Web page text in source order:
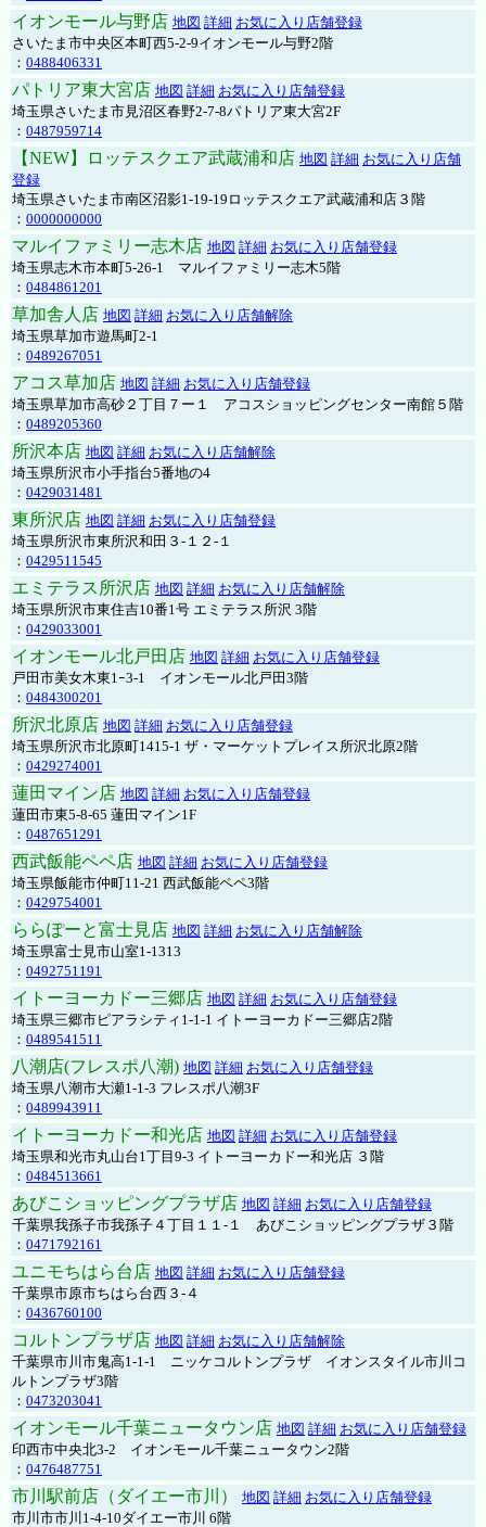
イオンモール与野店 地図 詳細 お気に入り店舗登録
さいたま市中央区本町西5-2-9イオンモール与野2階
： 0488406331
パトリア東大宮店 地図 詳細 お気に入り店舗登録
埼玉県さいたま市見沼区春野2-7-8パトリア東大宮2F
： 0487959714
【NEW】ロッテスクエア武蔵浦和店 地図 詳細 お気に入り店舗
登録
埼玉県さいたま市南区沼影1-19-19ロッテスクエア武蔵浦和店３階
： 0000000000
マルイファミリー志木店 地図 詳細 お気に入り店舗登録
埼玉県志木市本町5-26-1 マルイファミリー志木5階
： 0484861201
草加舎人店 地図 詳細 お気に入り店舗解除
埼玉県草加市遊馬町2-1
： 0489267051
アコス草加店 地図 詳細 お気に入り店舗登録
埼玉県草加市高砂２丁目７ー１ アコスショッピングセンター南館５階
： 0489205360
所沢本店 地図 詳細 お気に入り店舗解除
埼玉県所沢市小手指台5番地の4
： 0429031481
東所沢店 地図 詳細 お気に入り店舗登録
埼玉県所沢市東所沢和田３-１２-１
： 0429511545
エミテラス所沢店 地図 詳細 お気に入り店舗解除
埼玉県所沢市東住吉10番1号 エミテラス所沢 3階
： 0429033001
イオンモール北戸田店 地図 詳細 お気に入り店舗登録
戸田市美女木東1ｰ3‐1 イオンモール北戸田3階
： 0484300201
所沢北原店 地図 詳細 お気に入り店舗登録
埼玉県所沢市北原町1415-1 ザ・マーケットプレイス所沢北原2階
： 0429274001
蓮田マイン店 地図 詳細 お気に入り店舗登録
蓮田市東5-8-65 蓮田マイン1F
： 0487651291
西武飯能ペペ店 地図 詳細 お気に入り店舗登録
埼玉県飯能市仲町11-21 西武飯能ペペ3階
： 0429754001
ららぽーと富士見店 地図 詳細 お気に入り店舗解除
埼玉県富士見市山室1-1313
： 0492751191
イトーヨーカドー三郷店 地図 詳細 お気に入り店舗登録
埼玉県三郷市ピアラシティ1-1-1 イトーヨーカドー三郷店2階
： 0489541511
八潮店(フレスポ八潮) 地図 詳細 お気に入り店舗登録
埼玉県八潮市大瀬1-1-3 フレスポ八潮3F
： 0489943911
イトーヨーカドー和光店 地図 詳細 お気に入り店舗登録
埼玉県和光市丸山台1丁目9-3 イトーヨーカドー和光店 ３階
： 0484513661
あびこショッピングプラザ店 地図 詳細 お気に入り店舗登録
千葉県我孫子市我孫子４丁目１１-１ あびこショッピングプラザ３階
： 0471792161
ユニモちはら台店 地図 詳細 お気に入り店舗登録
千葉県市原市ちはら台西３-４
： 0436760100
コルトンプラザ店 地図 詳細 お気に入り店舗解除
千葉県市川市鬼高1-1-1 ニッケコルトンプラザ イオンスタイル市川コ
ルトンプラザ3階
： 0473203041
イオンモール千葉ニュータウン店 地図 詳細 お気に入り店舗登録
印西市中央北3-2 イオンモール千葉ニュータウン2階
： 0476487751
市川駅前店（ダイエー市川） 地図 詳細 お気に入り店舗登録
市川市市川1-4-10ダイエー市川 6階